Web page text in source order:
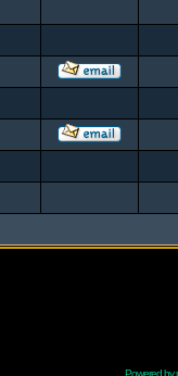
Powered by